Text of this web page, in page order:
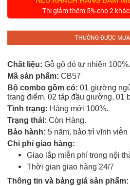
Rượu
Kệ
Thờ
Nội
Thất
Văn
Phòng
Phẩm
Khác
Thì giảm thêm 5% cho 2
THƯỜNG ĐƯỢC
Chất liệu: Gỗ gõ đỏ tự nhiên 100%.
Mã sản phẩm: CB57
Bộ combo gồm có: 01 giường
trang điểm, 02 táp đầu giường, 01
Tình trạng: Hàng mới 100%.
Trạng thái: Còn Hàng.
Bảo hành: 5 năm, bảo trì vĩnh viễn
Chi phí giao hàng:
Giao lắp miễn phí trong nội
Thời gian giao hàng 24/7
Thông tin và bảng giá sản phẩm: